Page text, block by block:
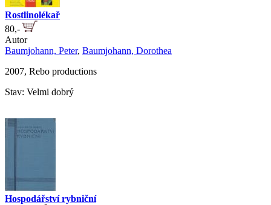
Rostlinolékař
80,-
Autor
Baumjohann, Peter, Baumjohann, Dorothea
2007, Rebo productions
Stav: Velmi dobrý
Hospodářství rybniční